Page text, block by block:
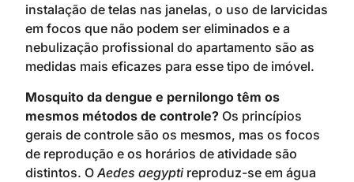
instalação de telas nas janelas, o uso de larvicidas
em focos que não podem ser eliminados e a
nebulização profissional do apartamento são as
medidas mais eficazes para esse tipo de imóvel.
Mosquito da dengue e pernilongo têm os
mesmos métodos de controle? Os princípios
gerais de controle são os mesmos, mas os focos
de reprodução e os horários de atividade são
distintos. O Aedes aegyptireproduz-se em água